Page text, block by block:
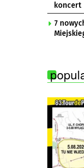
koncert
7